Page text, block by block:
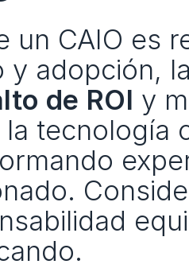
un CAIO es
y adopción,
de ROI y
la